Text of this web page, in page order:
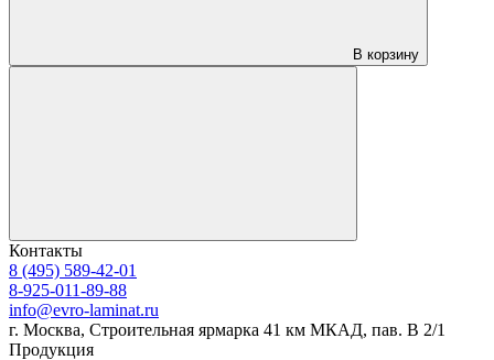
В корзину
Контакты
8 (495) 589-42-01
8-925-011-89-88
info@evro-laminat.ru
г. Москва, Строительная ярмарка 41 км МКАД, пав. В 2/1
Продукция